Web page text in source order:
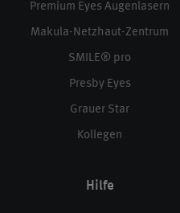
Premium Eyes Augenlasern
Makula-Netzhaut-Zentrum
SMILE® pro
Presby Eyes
Grauer Star
Kollegen
Hilfe